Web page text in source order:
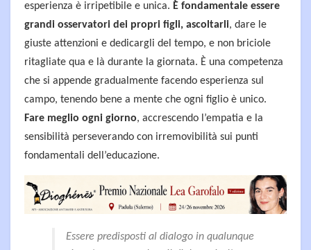
esperienza è irripetibile e unica. È fondamentale essere
grandi osservatori dei propri figli, ascoltarli, dare le
giuste attenzioni e dedicargli del tempo, e non briciole
ritagliate qua e là durante la giornata. È una competenza
che si appende gradualmente facendo esperienza sul
campo, tenendo bene a mente che ogni figlio è unico.
Fare meglio ogni giorno, accrescendo l’empatia e la
sensibilità perseverando con irremovibilità sui punti
fondamentali dell’educazione.
Essere predisposti al dialogo in qualunque